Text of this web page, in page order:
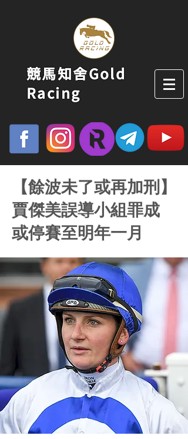
競馬知舍Gold
Racing
【餘波未了或再加刑】
賈傑美誤導小組罪成
或停賽至明年一月